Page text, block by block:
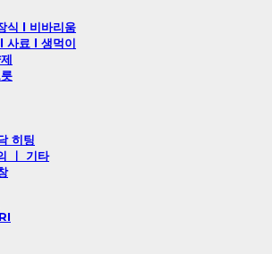
식 l 비바리움
사료 l 생먹이
히팅
ㅣ 기타